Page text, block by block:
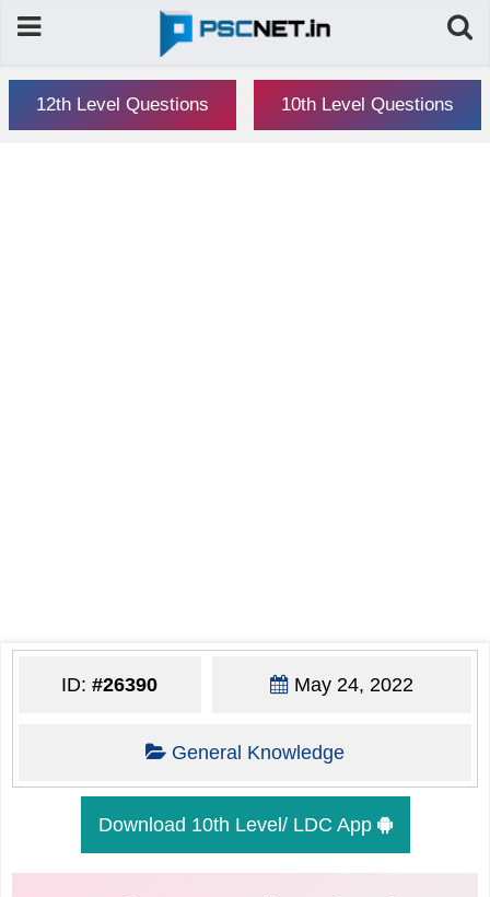
12th Level Questions 10th Level Questions
ID:#26390 May 24, 2022
General Knowledge
Download 10th Level/ LDC App